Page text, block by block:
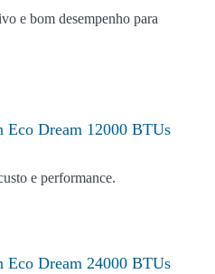
e bom desempenho para
Dream 12000 BTUs
e performance.
Dream 24000 BTUs